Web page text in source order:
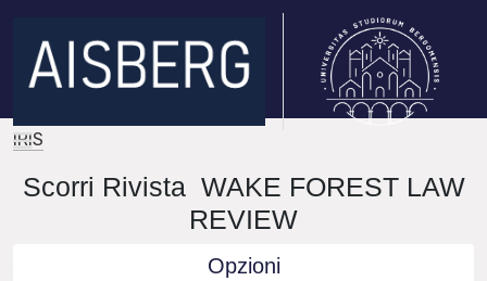
IRIS
Scorri Rivista WAKE FOREST LAW
REVIEW
Opzioni